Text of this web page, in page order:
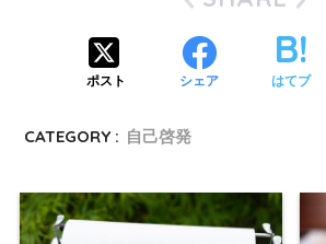
ポスト シェア はてブ
CATEGORY : 自己啓発